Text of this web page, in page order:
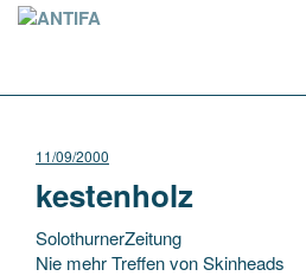
11/09/2000
kestenholz
SolothurnerZeitung
Nie mehr Treffen von Skinheads